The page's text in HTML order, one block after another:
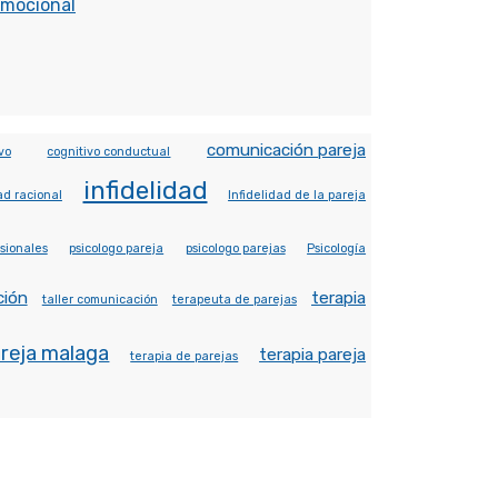
cognitivo conductual comunicación pareja
racional infidelidad Infidelidad de la pareja
psicologo pareja psicologo parejas Psicología
taller comunicación terapeuta de parejas terapia
malaga terapia de parejas terapia pareja